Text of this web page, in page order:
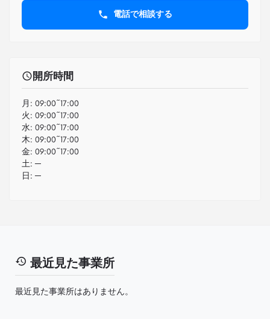
電話で相談する
開所時間
月: 09:00~17:00
火: 09:00~17:00
水: 09:00~17:00
木: 09:00~17:00
金: 09:00~17:00
土: ─
日: ─
最近見た事業所
最近見た事業所はありません。